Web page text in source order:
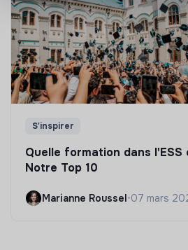
S'inspirer
Quelle formation dans l'ESS
Notre Top 10
Marianne Roussel•07 mars